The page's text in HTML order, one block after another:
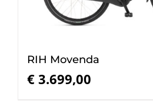
RIH Movenda
€ 3.699,00